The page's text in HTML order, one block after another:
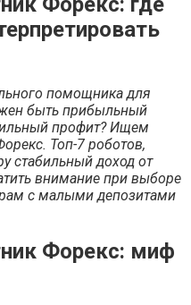
помощника для
быть прибыльный
профит? Ищем
Топ-7 роботов,
стабильный доход от
внимание при выборе
с малыми депозитами
Форекс: миф